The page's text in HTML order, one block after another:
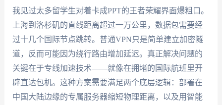
我见过太多留学生对着卡成PPT的王者荣耀界面爆粗口。
上海到洛杉矶的直线距离超过一万公里，数据包需要经
过十几个国际节点跳转。普通VPN只是简单建立加密隧
道，反而可能因为绕行路由增加延迟。真正解决问题的
关键在于专线加速技术——就像在拥堵的国际航班里开
辟直达包机。这种方案需要满足两个底层逻辑：部署在
中国大陆边缘的专属服务器缩短物理距离，以及用智能